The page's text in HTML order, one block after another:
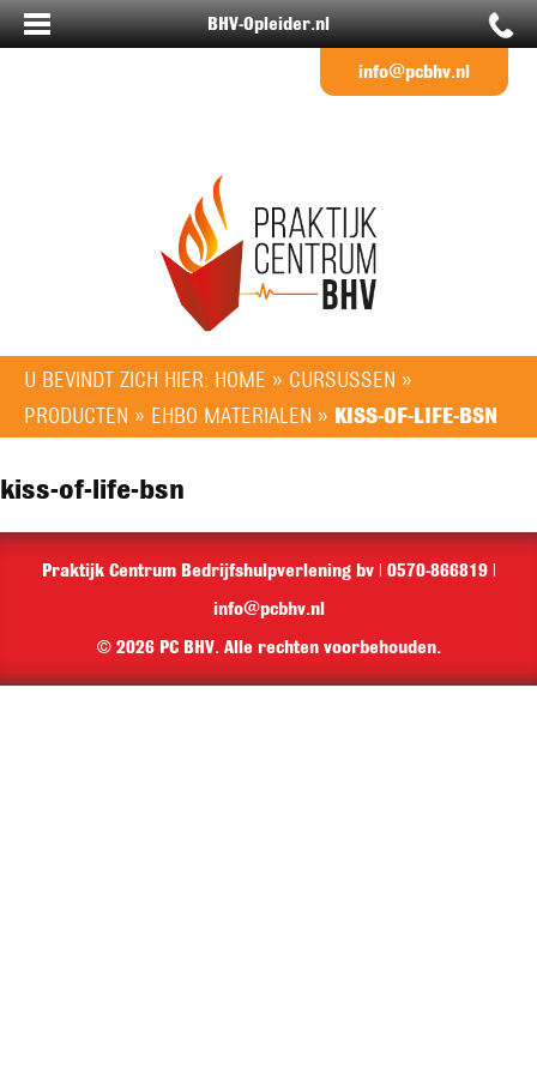
BHV-Opleider.nl
info@pcbhv.nl
U BEVINDT ZICH HIER: HOME » CURSUSSEN »
PRODUCTEN » EHBO MATERIALEN » KISS-OF-LIFE-BSN
kiss-of-life-bsn
Praktijk Centrum Bedrijfshulpverlening bv | 0570-866819 |
info@pcbhv.nl
© 2026 PC BHV. Alle rechten voorbehouden.